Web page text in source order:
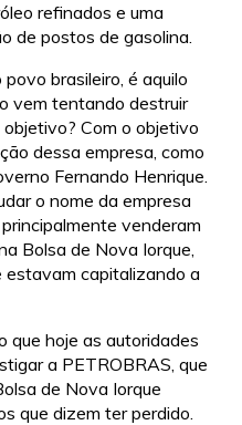
refinados e uma
de postos de gasolina.
brasileiro, é aquilo
vem tentando destruir
Com o objetivo
dessa empresa, como
Fernando Henrique.
o nome da empresa
venderam
Bolsa de Nova Iorque,
estavam capitalizando a
que hoje as autoridades
a PETROBRAS, que
de Nova Iorque
que dizem ter perdido.